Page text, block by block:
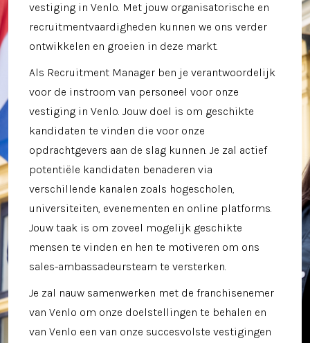
vestiging in Venlo. Met jouw organisatorische en
recruitmentvaardigheden kunnen we ons verder
ontwikkelen en groeien in deze markt.
Als Recruitment Manager ben je verantwoordelijk
voor de instroom van personeel voor onze
vestiging in Venlo. Jouw doel is om geschikte
kandidaten te vinden die voor onze
opdrachtgevers aan de slag kunnen. Je zal actief
potentiële kandidaten benaderen via
verschillende kanalen zoals hogescholen,
universiteiten, evenementen en online platforms.
Jouw taak is om zoveel mogelijk geschikte
mensen te vinden en hen te motiveren om ons
sales-ambassadeursteam te versterken.
Je zal nauw samenwerken met de franchisenemer
van Venlo om onze doelstellingen te behalen en
van Venlo een van onze succesvolste vestigingen